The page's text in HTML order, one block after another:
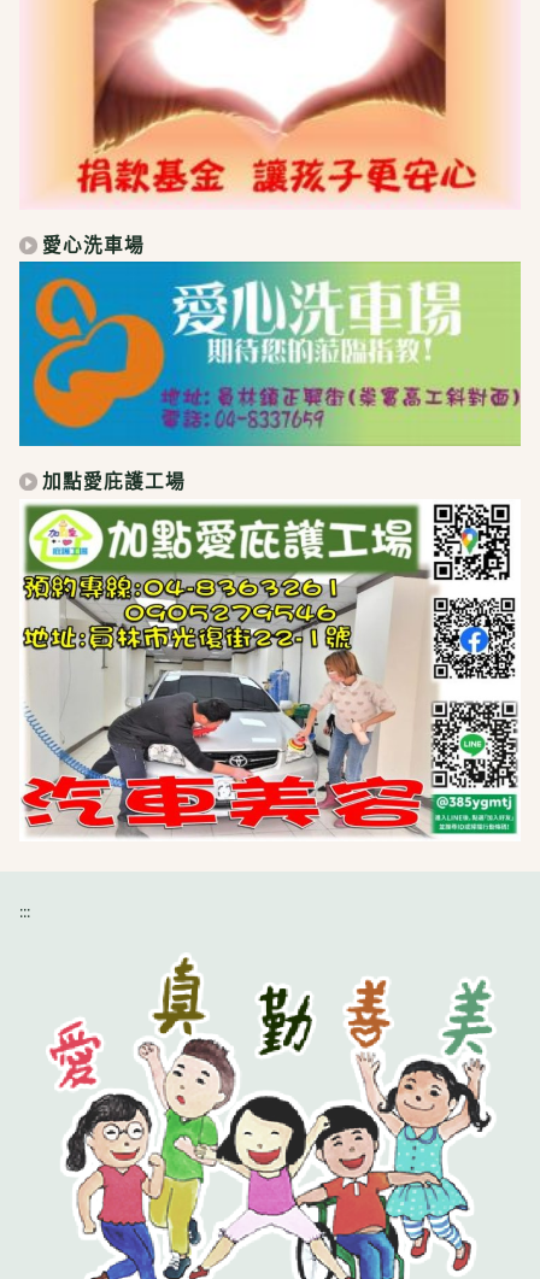
愛心洗車場
加點愛庇護工場
:::